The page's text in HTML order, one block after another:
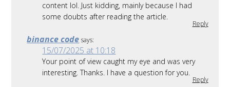
content lol. Just kidding, mainly because I had
some doubts after reading the article.
Reply
binance code says:
15/07/2025 at 10:18
Your point of view caught my eye and was very
interesting. Thanks. I have a question for you.
Reply